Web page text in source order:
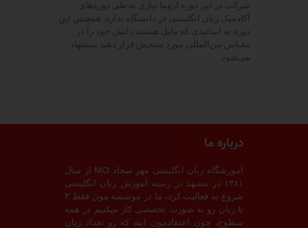
شرکت در این دوره لزوما نیازی به طی دوره‌های
آکادمیک زبان انگلیسی در دانشگاه ندارد. همچنین این
دوره به اساتیدی که مایل هستند دانش خود را در
مقیاس بین‌المللی مورد سنجش قرار دهند پیشنهاد
می‌شود.
درباره ما
آموزشگاه زبان انگلیسی مهر سجاد MCI از سال
۱۳۸۱ در مشهد در زمینه آموزش زبان انگلیسی
شروع به فعالیت کرد، ما در موسسه مون فقط ۳
تا زبان رو به صورت تخصصی کار میکنیم در همه
سطوح، چون اعتقادمون اینه که رو تعداد زبان